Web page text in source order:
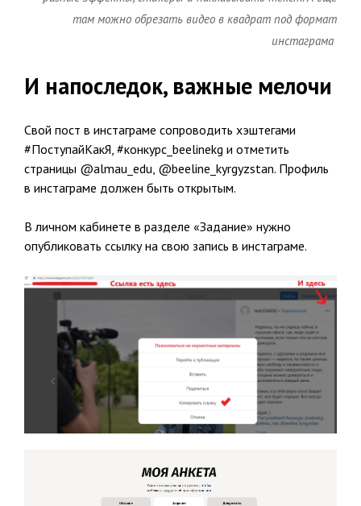
там можно обрезать видео в квадрат под формат
инстаграма
И напоследок, важные мелочи
Свой пост в инстаграме сопроводить хэштегами
#ПоступайКакЯ, #конкурс_beelinekg и отметить
страницы @almau_edu, @beeline_kyrgyzstan. Профиль
в инстаграме должен быть открытым.
В личном кабинете в разделе «Задание» нужно
опубликовать ссылку на свою запись в инстаграме.